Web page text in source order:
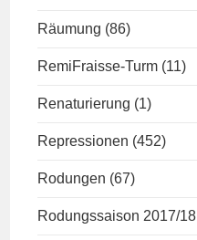
Räumung (86)
RemiFraisse-Turm (11)
Renaturierung (1)
Repressionen (452)
Rodungen (67)
Rodungssaison 2017/18